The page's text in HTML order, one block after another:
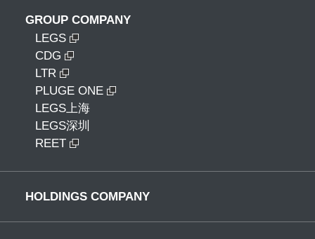
GROUP COMPANY
LEGS
CDG
LTR
PLUGE ONE
LEGS上海
LEGS深圳
REET
HOLDINGS COMPANY